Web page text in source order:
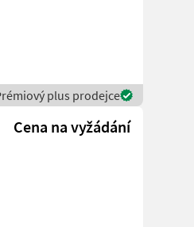
plus prodejce
Cena na vyžádání